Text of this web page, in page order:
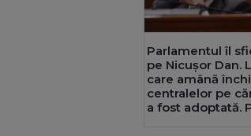
Parlamentul îl
pe Nicușor Dan.
care amână
centralelor pe
a fost adoptată.